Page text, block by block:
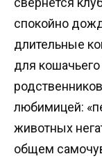
спокойно
длительные
для
любимицей:
животных
общем